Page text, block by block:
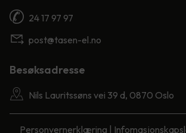
24 17 97 97
post@tasen-el.no
Besøksadresse
Nils Lauritssøns vei 39 d, 0870 Oslo
Personvernerklæring |